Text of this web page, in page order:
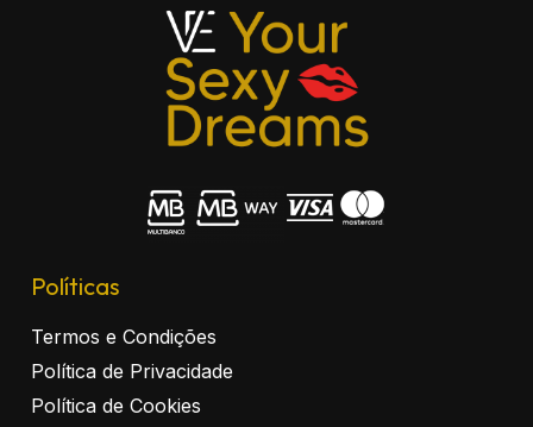
Políticas
Termos e Condições
Política de Privacidade
Política de Cookies